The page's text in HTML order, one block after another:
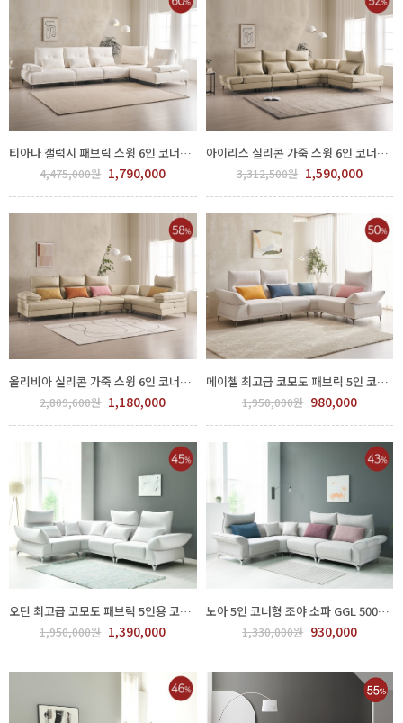
티아나 갤럭시 패브릭 스윙 6인 코너형 소파 700-105
4,475,000원 1,790,000
아이리스 실리콘 가죽 스윙 6인 코너형 소파 700-109
3,312,500원 1,590,000
올리비아 실리콘 가죽 스윙 6인 코너형 소파 700-113
2,809,600원 1,180,000
메이첼 최고급 코모도 패브릭 5인 코너형 소파 GGL 500-122
1,950,000원 980,000
오딘 최고급 코모도 패브릭 5인용 코너형 소파
1,950,000원 1,390,000
노아 5인 코너형 조야 소파 GGL 500-133
1,330,000원 930,000